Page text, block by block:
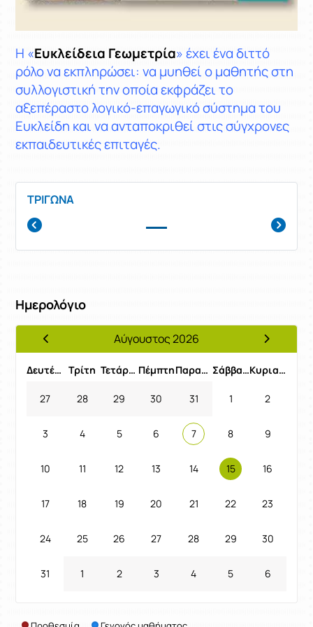
Η «Ευκλείδεια Γεωμετρία» έχει ένα διττό
ρόλο να εκπληρώσει: να μυηθεί ο μαθητής στη
συλλογιστική την οποία εκφράζει το
αξεπέραστο λογικό-επαγωγικό σύστημα του
Ευκλείδη και να ανταποκριθεί στις σύγχρονες
εκπαιδευτικές επιταγές.
ΤΡΙΓΩΝΑ
Ημερολόγιο
Προηγούμενος ΜήναςΑύγουστος 2026
Επόμενος
Δευτέρα Τρίτη Τετάρτη Πέμπτη Παρασκευή Σάββατο Κυριακή
27 28 29 30 31 1 2
3 4 5 6 7 8 9
10 11 12 13 14 15 16
17 18 19 20 21 22 23
24 25 26 27 28 29 30
31 1 2 3 4 5 6